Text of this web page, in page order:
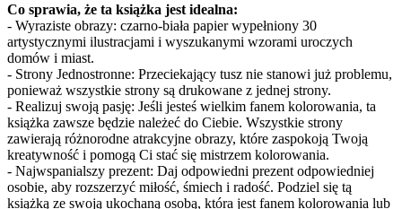
Co sprawia, że ta książka jest idealna:
- Wyraziste obrazy: czarno-biała papier wypełniony 30
artystycznymi ilustracjami i wyszukanymi wzorami uroczych
domów i miast.
- Strony Jednostronne: Przeciekający tusz nie stanowi już problemu,
ponieważ wszystkie strony są drukowane z jednej strony.
- Realizuj swoją pasję: Jeśli jesteś wielkim fanem kolorowania, ta
książka zawsze będzie należeć do Ciebie. Wszystkie strony
zawierają różnorodne atrakcyjne obrazy, które zaspokoją Twoją
kreatywność i pomogą Ci stać się mistrzem kolorowania.
- Najwspanialszy prezent: Daj odpowiedni prezent odpowiedniej
osobie, aby rozszerzyć miłość, śmiech i radość. Podziel się tą
książką ze swoją ukochaną osobą, która jest fanem kolorowania lub